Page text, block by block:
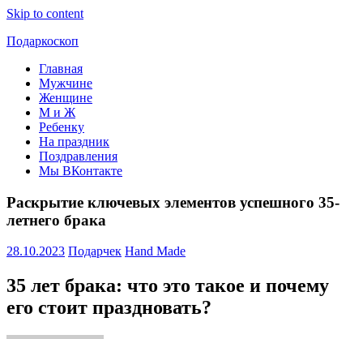
Skip to content
Подаркоскоп
Поможем
выбрать
подарить
Главная
Мужчине
Женщине
М и Ж
Ребенку
На праздник
Поздравления
Мы ВКонтакте
Раскрытие ключевых элементов успешного 35-
летнего брака
28.10.2023 Подарчек Hand Made
35 лет брака: что это такое и почему
его стоит праздновать?